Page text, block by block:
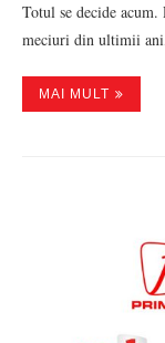
Totul se decide
meciuri din ultimii
MAI MULT